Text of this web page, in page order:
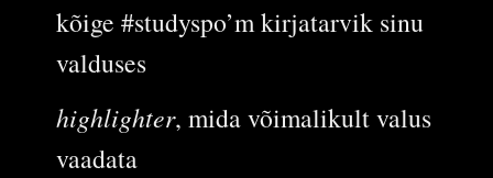
kõige #studyspo’m kirjatarvik sinu
valduses
highlighter, mida võimalikult valus
vaadata